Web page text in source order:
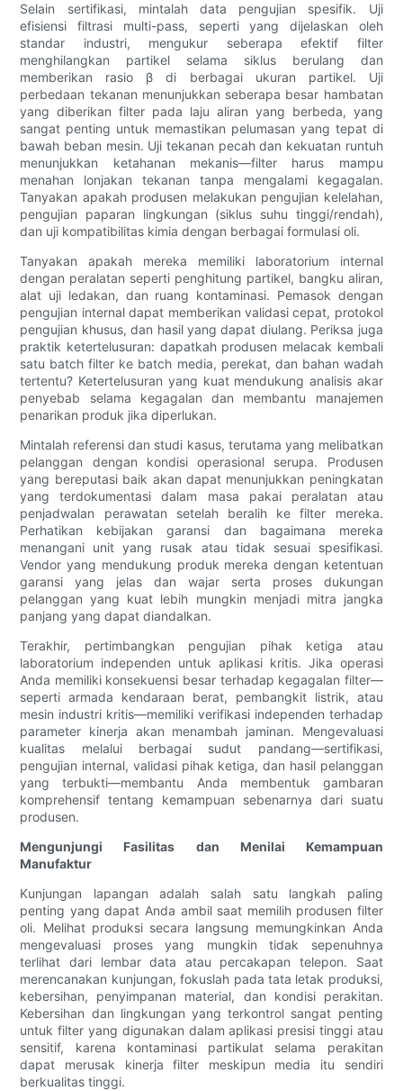
Selain sertifikasi, mintalah data pengujian spesifik. Uji
efisiensi filtrasi multi-pass, seperti yang dijelaskan oleh
standar industri, mengukur seberapa efektif filter
menghilangkan partikel selama siklus berulang dan
memberikan rasio β di berbagai ukuran partikel. Uji
perbedaan tekanan menunjukkan seberapa besar hambatan
yang diberikan filter pada laju aliran yang berbeda, yang
sangat penting untuk memastikan pelumasan yang tepat di
bawah beban mesin. Uji tekanan pecah dan kekuatan runtuh
menunjukkan ketahanan mekanis—filter harus mampu
menahan lonjakan tekanan tanpa mengalami kegagalan.
Tanyakan apakah produsen melakukan pengujian kelelahan,
pengujian paparan lingkungan (siklus suhu tinggi/rendah),
dan uji kompatibilitas kimia dengan berbagai formulasi oli.
Tanyakan apakah mereka memiliki laboratorium internal
dengan peralatan seperti penghitung partikel, bangku aliran,
alat uji ledakan, dan ruang kontaminasi. Pemasok dengan
pengujian internal dapat memberikan validasi cepat, protokol
pengujian khusus, dan hasil yang dapat diulang. Periksa juga
praktik ketertelusuran: dapatkah produsen melacak kembali
satu batch filter ke batch media, perekat, dan bahan wadah
tertentu? Ketertelusuran yang kuat mendukung analisis akar
penyebab selama kegagalan dan membantu manajemen
penarikan produk jika diperlukan.
Mintalah referensi dan studi kasus, terutama yang melibatkan
pelanggan dengan kondisi operasional serupa. Produsen
yang bereputasi baik akan dapat menunjukkan peningkatan
yang terdokumentasi dalam masa pakai peralatan atau
penjadwalan perawatan setelah beralih ke filter mereka.
Perhatikan kebijakan garansi dan bagaimana mereka
menangani unit yang rusak atau tidak sesuai spesifikasi.
Vendor yang mendukung produk mereka dengan ketentuan
garansi yang jelas dan wajar serta proses dukungan
pelanggan yang kuat lebih mungkin menjadi mitra jangka
panjang yang dapat diandalkan.
Terakhir, pertimbangkan pengujian pihak ketiga atau
laboratorium independen untuk aplikasi kritis. Jika operasi
Anda memiliki konsekuensi besar terhadap kegagalan filter—
seperti armada kendaraan berat, pembangkit listrik, atau
mesin industri kritis—memiliki verifikasi independen terhadap
parameter kinerja akan menambah jaminan. Mengevaluasi
kualitas melalui berbagai sudut pandang—sertifikasi,
pengujian internal, validasi pihak ketiga, dan hasil pelanggan
yang terbukti—membantu Anda membentuk gambaran
komprehensif tentang kemampuan sebenarnya dari suatu
produsen.
Mengunjungi Fasilitas dan Menilai Kemampuan
Manufaktur
Kunjungan lapangan adalah salah satu langkah paling
penting yang dapat Anda ambil saat memilih produsen filter
oli. Melihat produksi secara langsung memungkinkan Anda
mengevaluasi proses yang mungkin tidak sepenuhnya
terlihat dari lembar data atau percakapan telepon. Saat
merencanakan kunjungan, fokuslah pada tata letak produksi,
kebersihan, penyimpanan material, dan kondisi perakitan.
Kebersihan dan lingkungan yang terkontrol sangat penting
untuk filter yang digunakan dalam aplikasi presisi tinggi atau
sensitif, karena kontaminasi partikulat selama perakitan
dapat merusak kinerja filter meskipun media itu sendiri
berkualitas tinggi.